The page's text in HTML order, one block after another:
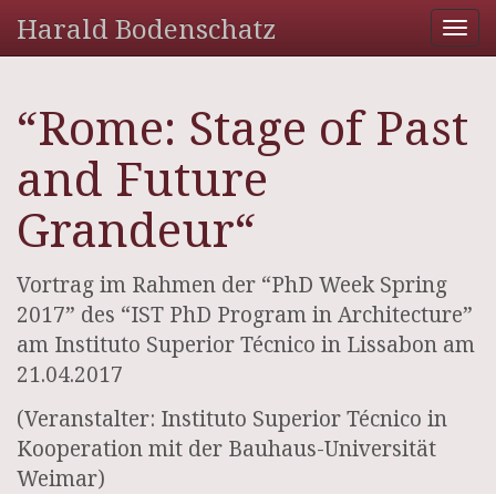
Harald Bodenschatz
“Rome: Stage of Past
and Future
Grandeur“
Vortrag im Rahmen der “PhD Week Spring
2017” des “IST PhD Program in Architecture”
am Instituto Superior Técnico in Lissabon am
21.04.2017
(Veranstalter: Instituto Superior Técnico in
Kooperation mit der Bauhaus-Universität
Weimar)